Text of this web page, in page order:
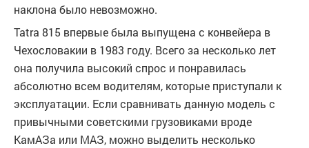
наклона было невозможно.
Tatra 815 впервые была выпущена с конвейера в
Чехословакии в 1983 году. Всего за несколько лет
она получила высокий спрос и понравилась
абсолютно всем водителям, которые приступали к
эксплуатации. Если сравнивать данную модель с
привычными советскими грузовиками вроде
КамАЗа или МАЗ, можно выделить несколько